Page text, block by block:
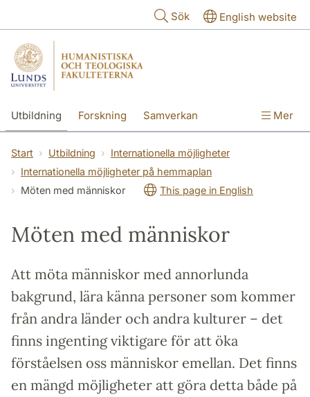
Sök English website
Utbildning Forskning Samverkan Mer
Start Utbildning
Internationella möjligheter
Internationella möjligheter på hemmaplan
Möten med människor
This page in English
Möten med människor
Att möta människor med annorlunda
bakgrund, lära känna personer som kommer
från andra länder och andra kulturer – det
finns ingenting viktigare för att öka
förståelsen oss människor emellan. Det finns
en mängd möjligheter att göra detta både på